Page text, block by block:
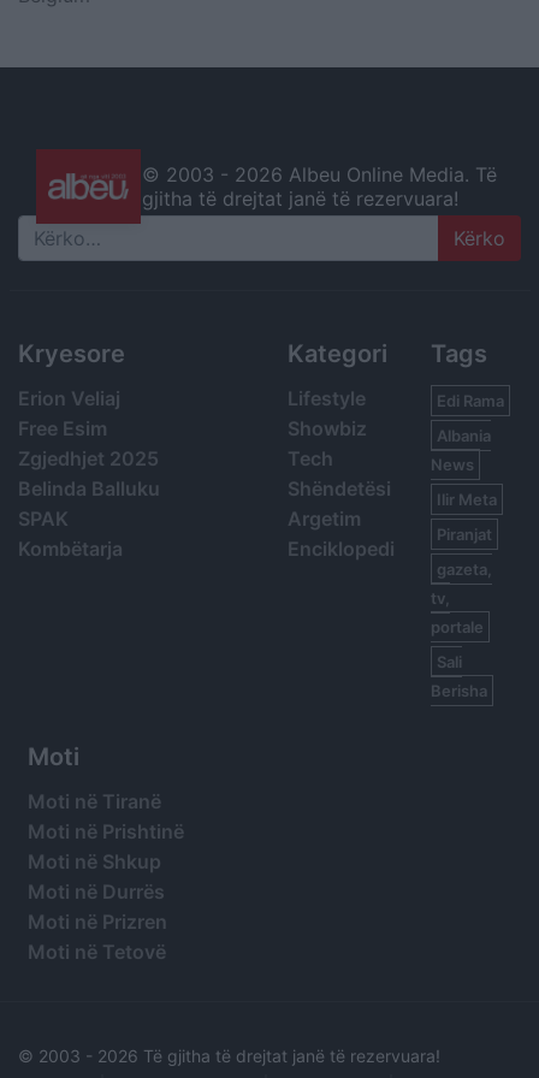
© 2003 - 2026 Albeu Online Media. Të
gjitha të drejtat janë të rezervuara!
Search
Kryesore
Erion Veliaj
Free Esim
Zgjedhjet 2025
Belinda Balluku
SPAK
Kombëtarja
Kategori
Lifestyle
Showbiz
Tech
Shëndetësi
Argetim
Enciklopedi
Tags
Edi Rama
Albania
News
Ilir Meta
Piranjat
gazeta,
tv,
portale
Sali
Berisha
Moti
Moti në Tiranë
Moti në Prishtinë
Moti në Shkup
Moti në Durrës
Moti në Prizren
Moti në Tetovë
© 2003 - 2026 Të gjitha të drejtat janë të rezervuara!